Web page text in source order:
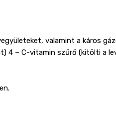
valamint a káros
4 – C-vitamin szűrő (kitölti a